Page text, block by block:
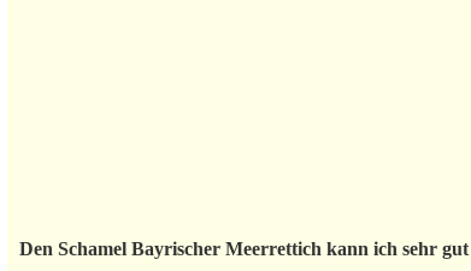
Den Schamel Bayrischer Meerrettich kann ich sehr